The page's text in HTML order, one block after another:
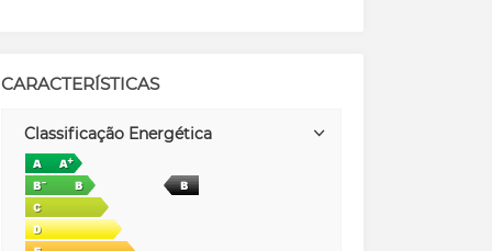
CARACTERÍSTICAS
Classificação Energética